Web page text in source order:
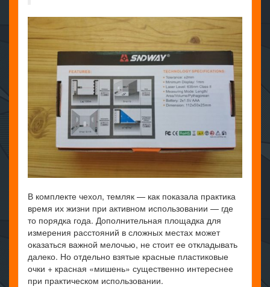
В комплекте чехол, темляк — как показала практика
время их жизни при активном использовании — где
то порядка года. Дополнительная площадка для
измерения расстояний в сложных местах может
оказаться важной мелочью, не стоит ее откладывать
далеко. Но отдельно взятые красные пластиковые
очки + красная «мишень» существенно интереснее
при практическом использовании.